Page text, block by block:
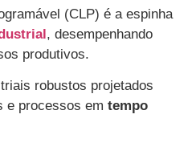
(CLP) é a espinha
, desempenhando
produtivos.
robustos projetados
e processos em tempo